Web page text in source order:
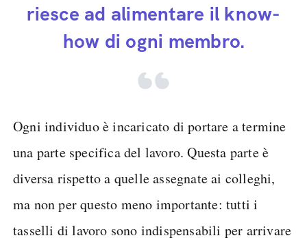
riesce ad alimentare il know-
how di ogni membro.
Ogni individuo è incaricato di portare a termine
una parte specifica del lavoro. Questa parte è
diversa rispetto a quelle assegnate ai colleghi,
ma non per questo meno importante: tutti i
tasselli di lavoro sono indispensabili per arrivare